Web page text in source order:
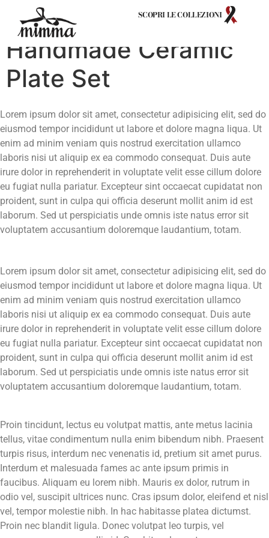
SCOPRI LE COLLEZIONI
High Quality
Handmade Ceramic
Plate Set
Lorem ipsum dolor sit amet, consectetur adipisicing elit, sed do
eiusmod tempor incididunt ut labore et dolore magna liqua. Ut
enim ad minim veniam quis nostrud exercitation ullamco
laboris nisi ut aliquip ex ea commodo consequat. Duis aute
irure dolor in reprehenderit in voluptate velit esse cillum dolore
eu fugiat nulla pariatur. Excepteur sint occaecat cupidatat non
proident, sunt in culpa qui officia deserunt mollit anim id est
laborum. Sed ut perspiciatis unde omnis iste natus error sit
voluptatem accusantium doloremque laudantium, totam.
Lorem ipsum dolor sit amet, consectetur adipisicing elit, sed do
eiusmod tempor incididunt ut labore et dolore magna liqua. Ut
enim ad minim veniam quis nostrud exercitation ullamco
laboris nisi ut aliquip ex ea commodo consequat. Duis aute
irure dolor in reprehenderit in voluptate velit esse cillum dolore
eu fugiat nulla pariatur. Excepteur sint occaecat cupidatat non
proident, sunt in culpa qui officia deserunt mollit anim id est
laborum. Sed ut perspiciatis unde omnis iste natus error sit
voluptatem accusantium doloremque laudantium, totam.
Proin tincidunt, lectus eu volutpat mattis, ante metus lacinia
tellus, vitae condimentum nulla enim bibendum nibh. Praesent
turpis risus, interdum nec venenatis id, pretium sit amet purus.
Interdum et malesuada fames ac ante ipsum primis in
faucibus. Aliquam eu lorem nibh. Mauris ex dolor, rutrum in
odio vel, suscipit ultrices nunc. Cras ipsum dolor, eleifend et nisl
vel, tempor molestie nibh. In hac habitasse platea dictumst.
Proin nec blandit ligula. Donec volutpat leo turpis, vel